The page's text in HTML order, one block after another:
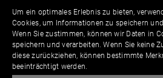
Um ein optimales Erlebnis zu bieten,
Cookies, um Informationen zu speichern
Wenn Sie zustimmen, können wir Daten in
speichern und verarbeiten. Wenn Sie keine
diese zurückziehen, können bestimmte
beeinträchtigt werden.
Kontakt
Bitte lasse die­ses Feld leer.